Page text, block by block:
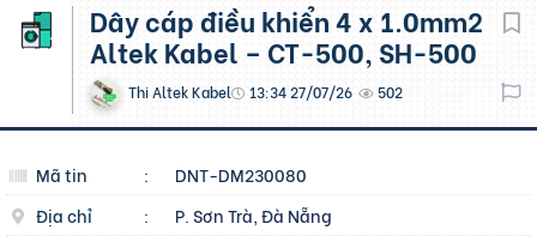
Dây cáp điều khiển 4 x 1.0mm2
Altek Kabel – CT-500, SH-500
Thi Altek Kabel 13:34 27/07/26 502
Mã tin :
DNT-DM230080
Địa chỉ
:
P. Sơn Trà, Đà Nẵng